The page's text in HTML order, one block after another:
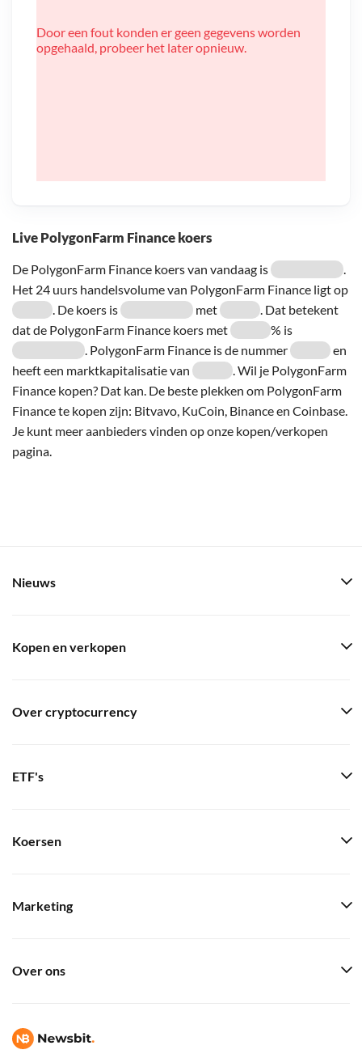
Live PolygonFarm Finance koers
De PolygonFarm Finance koers van vandaag is
.
Het 24 uurs handelsvolume van PolygonFarm Finance ligt op
. De koers is
met
. Dat betekent
dat de PolygonFarm Finance koers met
% is
. PolygonFarm Finance is de nummer
en
heeft een marktkapitalisatie van
. Wil je PolygonFarm
Finance kopen? Dat kan. De beste plekken om PolygonFarm
Finance te kopen zijn: Bitvavo, KuCoin, Binance en Coinbase.
Je kunt meer aanbieders vinden op onze kopen/verkopen
pagina.
Door een fout konden er geen gegevens worden
opgehaald, probeer het later opnieuw.
Nieuws
Kopen en verkopen
Over cryptocurrency
ETF's
Koersen
Marketing
Over ons